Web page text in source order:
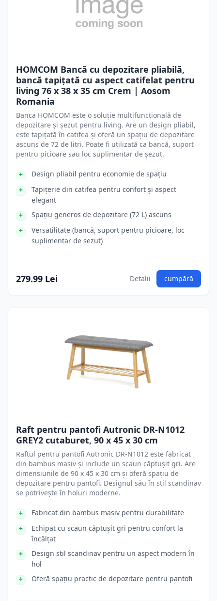
HOMCOM Bancă cu depozitare pliabilă,
bancă tapițată cu aspect catifelat pentru
living 76 x 38 x 35 cm Crem | Aosom
Romania
Banca HOMCOM este o soluție multifuncțională de
depozitare și șezut pentru living. Are un design pliabil,
este tapițată în catifea și oferă un spațiu de depozitare
ascuns de 72 de litri. Poate fi utilizată ca bancă, suport
pentru picioare sau loc suplimentar de șezut.
Design pliabil pentru economie de spațiu
Tapițerie din catifea pentru confort și aspect
elegant
Spațiu generos de depozitare (72 L) ascuns
Versatilitate (bancă, suport pentru picioare, loc
suplimentar de șezut)
279.99 Lei Detalii cumpără
Raft pentru pantofi Autronic DR-N1012
GREY2 cutaburet, 90 x 45 x 30 cm
Raftul pentru pantofi Autronic DR-N1012 este fabricat
din bambus masiv și include un scaun căptușit gri. Are
dimensiunile de 90 x 45 x 30 cm și oferă spațiu de
depozitare pentru pantofi. Designul său în stil scandinav
se potrivește în holuri moderne.
Fabricat din bambus masiv pentru durabilitate
Echipat cu scaun căptușit gri pentru confort la
încălțat
Design stil scandinav pentru un aspect modern în
hol
Oferă spațiu practic de depozitare pentru pantofi